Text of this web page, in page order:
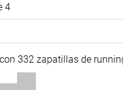
4
332 zapatillas de